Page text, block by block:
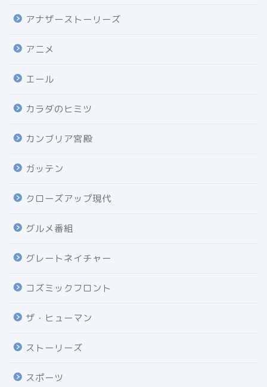
アナザーストーリーズ
アニメ
エール
カラダのヒミツ
カンブリア宮殿
ガッテン
クローズアップ現代
グルメ番組
グレートネイチャー
コズミックフロント
ザ・ヒューマン
ストーリーズ
スポーツ